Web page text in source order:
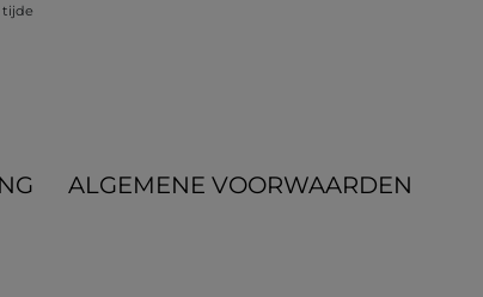
tijde
ALGEMENE VOORWAARDEN